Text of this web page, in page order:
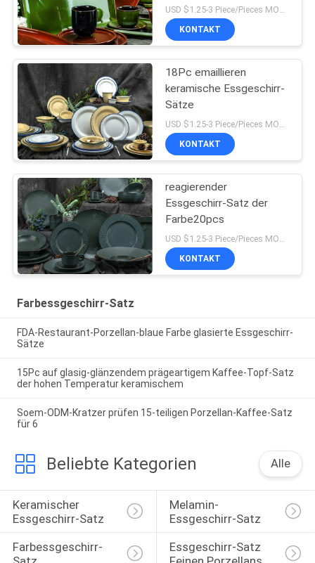
USD $1.25-3 Piece/Pieces MOQ:300-teilig/Stücke
KONTAKT
18Pc emaillieren
keramische Essgeschirr-
Sätze
KONTAKT
reagierender
Essgeschirr-Satz der
Farbe20pcs
KONTAKT
Farbessgeschirr-Satz
FDA-Restaurant-Porzellan-blaue Farbe glasierte Essgeschirr-
Sätze
15Pc auf glasig-glänzendem prägeartigem Kaffee-Topf-Satz
der hohen Temperatur keramischem
Soem-ODM-Kratzer prüfen 15-teiligen Porzellan-Kaffee-Satz
für 6
Beliebte Kategorien Alle
Keramischer
Essgeschirr-Satz
Melamin-
Essgeschirr-Satz
Farbessgeschirr-
Essgeschirr-Satz